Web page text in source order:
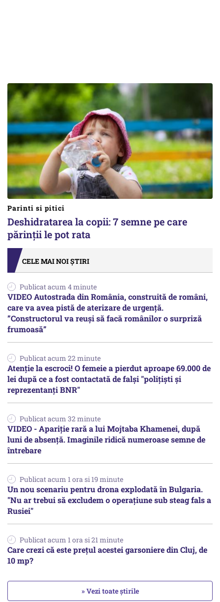
Parinti si pitici
Deshidratarea la copii: 7 semne pe care
părinții le pot rata
CELE MAI NOI ȘTIRI
Publicat acum 4 minute
VIDEO Autostrada din România, construită de români,
care va avea pistă de aterizare de urgență.
”Constructorul va reuși să facă românilor o surpriză
frumoasă”
Publicat acum 22 minute
Atenție la escroci! O femeie a pierdut aproape 69.000 de
lei după ce a fost contactată de falși "polițiști și
reprezentanți BNR"
Publicat acum 32 minute
VIDEO - Apariție rară a lui Mojtaba Khamenei, după
luni de absență. Imaginile ridică numeroase semne de
întrebare
Publicat acum 1 ora si 19 minute
Un nou scenariu pentru drona explodată în Bulgaria.
"Nu ar trebui să excludem o operațiune sub steag fals a
Rusiei"
Publicat acum 1 ora si 21 minute
Care crezi că este prețul acestei garsoniere din Cluj, de
10 mp?
» Vezi toate știrile